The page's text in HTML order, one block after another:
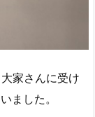
家さんに受け
ました。